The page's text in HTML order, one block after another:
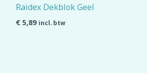
Raidex Dekblok Geel
€ 5,89 incl. btw